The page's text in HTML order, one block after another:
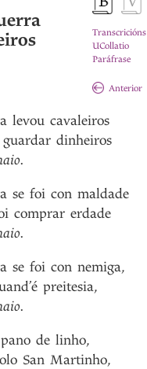
Transcricións
UCollatio
Paráfrase
Anterior
levou cavaleiros
guardar dinheiros
.
se foi con maldade
comprar erdade
.
se foi con nemiga,
preitesia,
.
pano de linho,
San Martinho,